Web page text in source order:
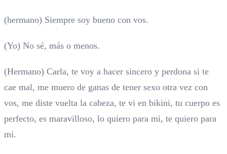
(hermano) Siempre soy bueno con vos.
(Yo) No sé, más o menos.
(Hermano) Carla, te voy a hacer sincero y perdona si te
cae mal, me muero de ganas de tener sexo otra vez con
vos, me diste vuelta la cabeza, te vi en bikini, tu cuerpo es
perfecto, es maravilloso, lo quiero para mi, te quiero para
mi.